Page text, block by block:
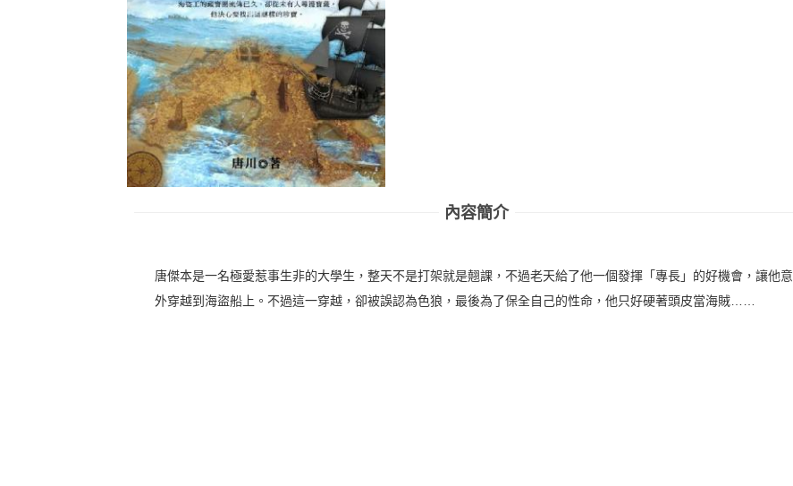
內容簡介
唐傑本是一名極愛惹事生非的大學生，整天不是打架就是翹課，不過老天給了他一個發揮「專長」的好機會，讓他意
外穿越到海盜船上。不過這一穿越，卻被誤認為色狼，最後為了保全自己的性命，他只好硬著頭皮當海賊……